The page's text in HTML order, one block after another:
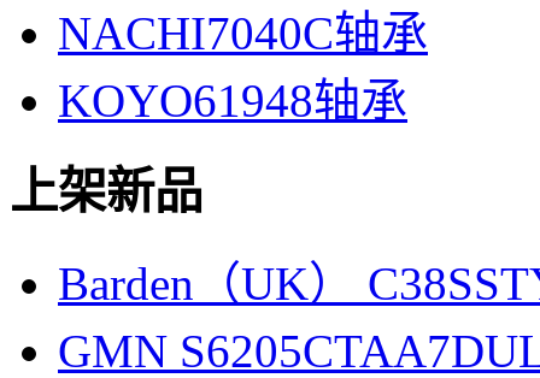
NACHI7040C轴承
KOYO61948轴承
上架新品
Barden（UK）
GMN